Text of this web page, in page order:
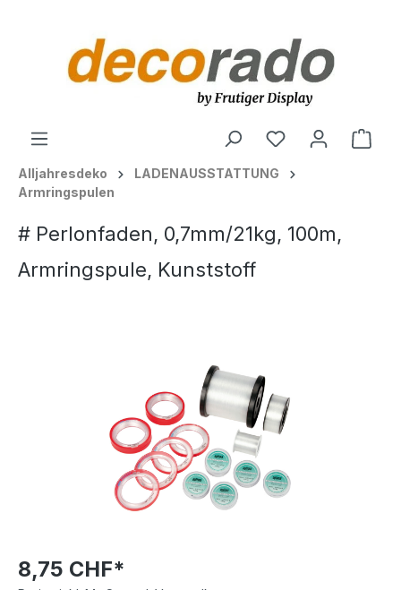
Alljahresdeko
LADENAUSSTATTUNG
Armringspulen
# Perlonfaden, 0,7mm/21kg, 100m,
Armringspule, Kunststoff
8,75 CHF*